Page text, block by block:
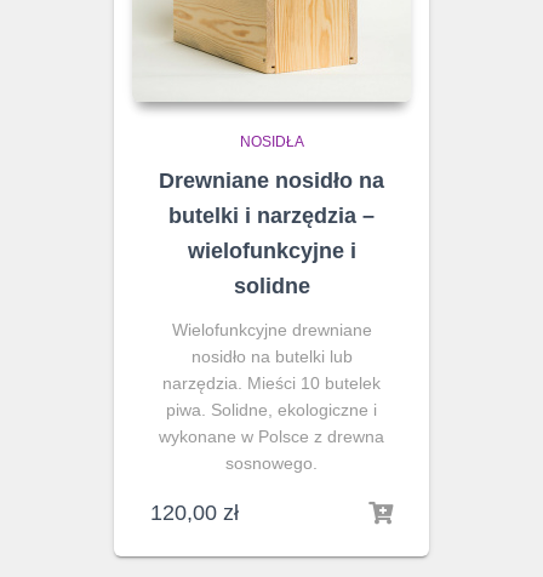
NOSIDŁA
Drewniane nosidło na
butelki i narzędzia –
wielofunkcyjne i
solidne
Wielofunkcyjne drewniane
nosidło na butelki lub
narzędzia. Mieści 10 butelek
piwa. Solidne, ekologiczne i
wykonane w Polsce z drewna
sosnowego.
120,00 zł